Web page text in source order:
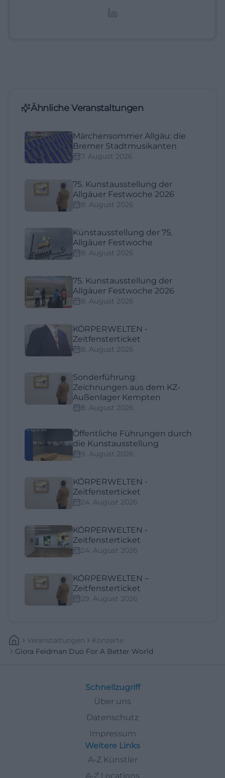
Ähnliche Veranstaltungen
Märchensommer Allgäu: die
Bremer Stadtmusikanten
7. August 2026
75. Kunstausstellung der
Allgäuer Festwoche 2026
8. August 2026
Künstausstellung der 75.
Allgäuer Festwoche
8. August 2026
75. Kunstausstellung der
Allgäuer Festwoche 2026
8. August 2026
KÖRPERWELTEN -
Zeitfensterticket
8. August 2026
Sonderführung:
Zeichnungen aus dem KZ-
Außenlager Kempten
8. August 2026
Öffentliche Führungen durch
die Kunstausstellung
9. August 2026
KÖRPERWELTEN -
Zeitfensterticket
24. August 2026
KÖRPERWELTEN -
Zeitfensterticket
24. August 2026
KÖRPERWELTEN –
Zeitfensterticket
29. August 2026
Veranstaltungen
Konzerte
Giora Feidman Duo For A Better World
Schnellzugriff
Über uns
Datenschutz
Impressum
Weitere Links
A-Z Künstler
A-Z Locations